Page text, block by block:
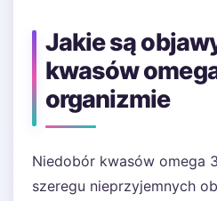
Jakie są
kwasów
organizmie
Niedobór kwasów omega
szeregu nieprzyjemnych